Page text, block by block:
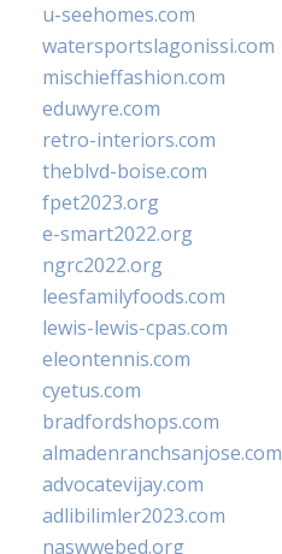
u-seehomes.com
watersportslagonissi.com
mischieffashion.com
eduwyre.com
retro-interiors.com
theblvd-boise.com
fpet2023.org
e-smart2022.org
ngrc2022.org
leesfamilyfoods.com
lewis-lewis-cpas.com
eleontennis.com
cyetus.com
bradfordshops.com
almadenranchsanjose.com
advocatevijay.com
adlibilimler2023.com
naswwebed.org